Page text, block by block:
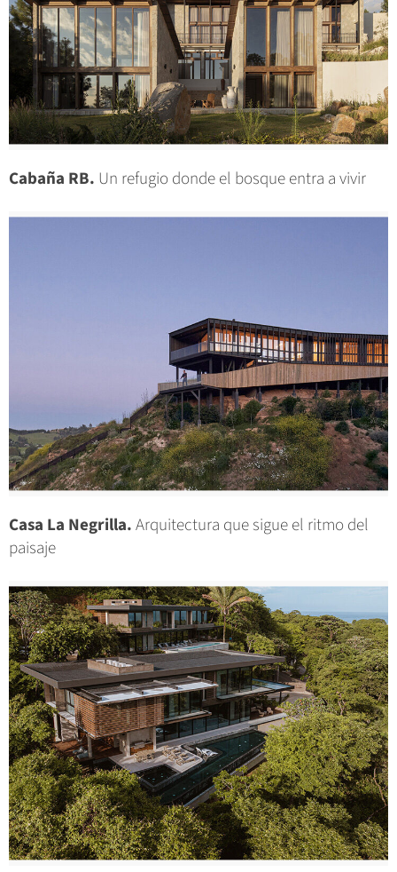
Cabaña RB. Un refugio donde el bosque entra a vivir
Casa La Negrilla.Arquitectura que sigue el ritmo del
paisaje